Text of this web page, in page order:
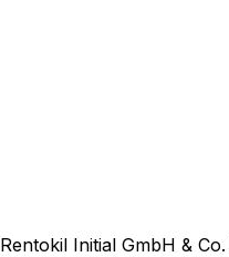
Rentokil Initial GmbH & Co.